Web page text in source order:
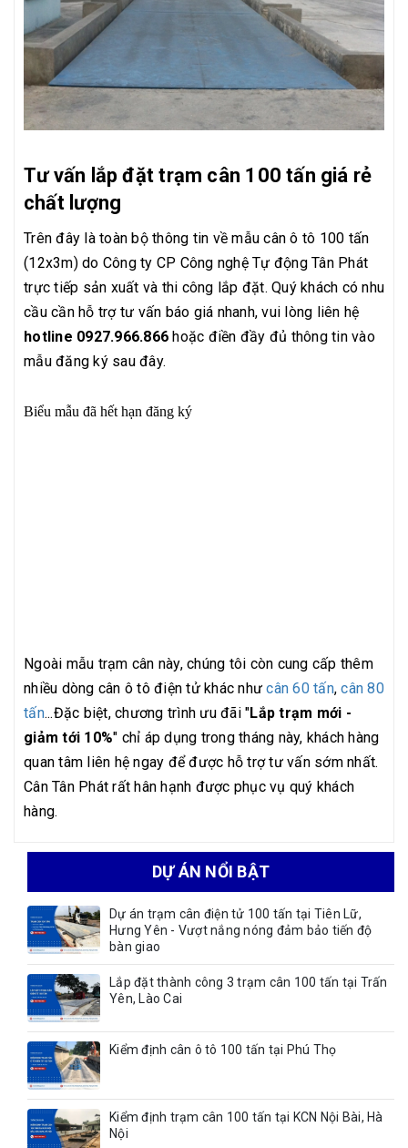
Tư vấn lắp đặt trạm cân 100 tấn giá rẻ
chất lượng
Trên đây là toàn bộ thông tin về mẫu cân ô tô 100 tấn
(12x3m) do Công ty CP Công nghệ Tự động Tân Phát
trực tiếp sản xuất và thi công lắp đặt. Quý khách có nhu
cầu cần hỗ trợ tư vấn báo giá nhanh, vui lòng liên hệ
hotline 0927.966.866 hoặc điền đầy đủ thông tin vào
mẫu đăng ký sau đây.
Ngoài mẫu trạm cân này, chúng tôi còn cung cấp thêm
nhiều dòng cân ô tô điện tử khác nhưcân 60 tấn,cân 80
tấn...Đặc biệt, chương trình ưu đãi "Lắp trạm mới -
giảm tới 10%" chỉ áp dụng trong tháng này, khách hàng
quan tâm liên hệ ngay để được hỗ trợ tư vấn sớm nhất.
Cân Tân Phát rất hân hạnh được phục vụ quý khách
hàng.
DỰ ÁN NỔI BẬT
Dự án trạm cân điện tử 100 tấn tại Tiên Lữ,
Hưng Yên - Vượt nắng nóng đảm bảo tiến độ
bàn giao
Lắp đặt thành công 3 trạm cân 100 tấn tại Trấn
Yên, Lào Cai
Kiểm định cân ô tô 100 tấn tại Phú Thọ
Kiểm định trạm cân 100 tấn tại KCN Nội Bài, Hà
Nội